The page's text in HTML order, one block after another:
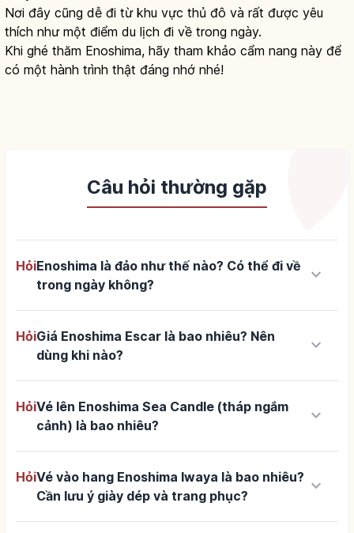
Nơi đây cũng dễ đi từ khu vực thủ đô và rất được yêu
thích như một điểm du lịch đi về trong ngày.
Khi ghé thăm Enoshima, hãy tham khảo cẩm nang này để
có một hành trình thật đáng nhớ nhé!
Câu hỏi thường gặp
HỏiEnoshima là đảo như thế nào? Có thể đi về
trong ngày không?
keyboard_arrow_down
HỏiGiá Enoshima Escar là bao nhiêu? Nên
dùng khi nào?
keyboard_arrow_down
HỏiVé lên Enoshima Sea Candle (tháp ngắm
cảnh) là bao nhiêu?
keyboard_arrow_down
HỏiVé vào hang Enoshima Iwaya là bao nhiêu?
Cần lưu ý giày dép và trang phục?
keyboard_arrow_down